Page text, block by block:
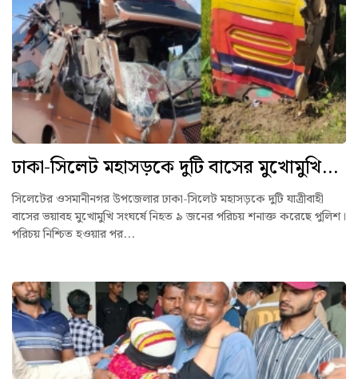
ঢাকা-সিলেট মহাসড়কে দুটি বাসের মুখোমুখি...
সিলেটের ওসমানীনগর উপজেলার ঢাকা-সিলেট মহাসড়কে দুটি যাত্রীবাহী
বাসের ভয়াবহ মুখোমুখি সংঘর্ষে নিহত ৯ জনের পরিচয় শনাক্ত করেছে পুলিশ।
পরিচয় নিশ্চিত হওয়ার পর...